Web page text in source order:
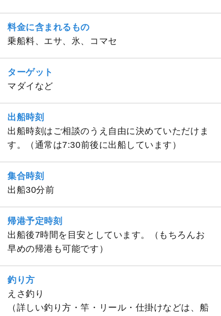
料金に含まれるもの
乗船料、エサ、氷、コマセ
ターゲット
マダイなど
出船時刻
出船時刻はご相談のうえ自由に決めていただけま
す。（通常は7:30前後に出船しています）
集合時刻
出船30分前
帰港予定時刻
出船後7時間を目安としています。（もちろんお
早めの帰港も可能です）
釣り方
えさ釣り
（詳しい釣り方・竿・リール・仕掛けなどは、船